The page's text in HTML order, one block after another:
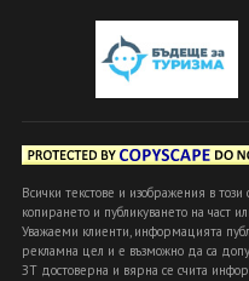
Всички текстове и изображения в
копирането и публикуването на част
Уважаеми клиенти, информацията
рекламна цел и е възможно да са
ЗТ достоверна и вярна се счита